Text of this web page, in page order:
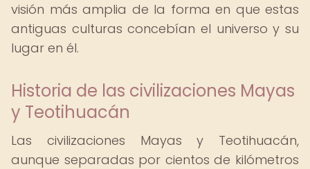
visión más amplia de la forma en que estas
antiguas culturas concebían el universo y su
lugar en él.
Historia de las civilizaciones Mayas
y Teotihuacán
Las civilizaciones Mayas y Teotihuacán,
aunque separadas por cientos de kilómetros